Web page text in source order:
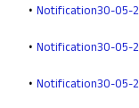
Notification30-05-
Notification30-05-
Notification30-05-